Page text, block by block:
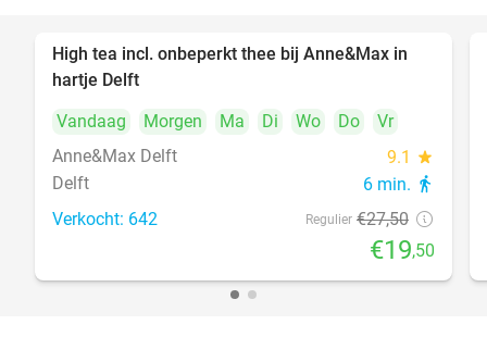
29%
High tea incl. onbeperkt thee bij Anne&Max in
hartje Delft
Vandaag
Morgen Ma Di Wo Do
Vr
Anne&Max Delft
9.1 star
Delft 6 min. directions_walk
Verkocht: 642 Regulier €27,50
€19,50